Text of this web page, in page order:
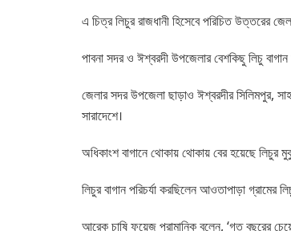
এ চিত্র লিচুর রাজধানী হিসেবে পরিচিত উত্তরের
পাবনা সদর ও ঈশ্বরদী উপজেলার বেশকিছু লিচু
জেলার সদর উপজেলা ছাড়াও ঈশ্বরদীর সিলিমপুর,
সারাদেশে।
অধিকাংশ বাগানে থোকায় থোকায় বের হয়েছে লিচুর
লিচুর বাগান পরিচর্যা করছিলেন আওতাপাড়া গ্রামের
আরেক চাষি ফয়েজ প্রামানিক বলেন, ‘গত বছরের